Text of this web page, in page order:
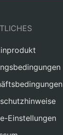
Einstellungen